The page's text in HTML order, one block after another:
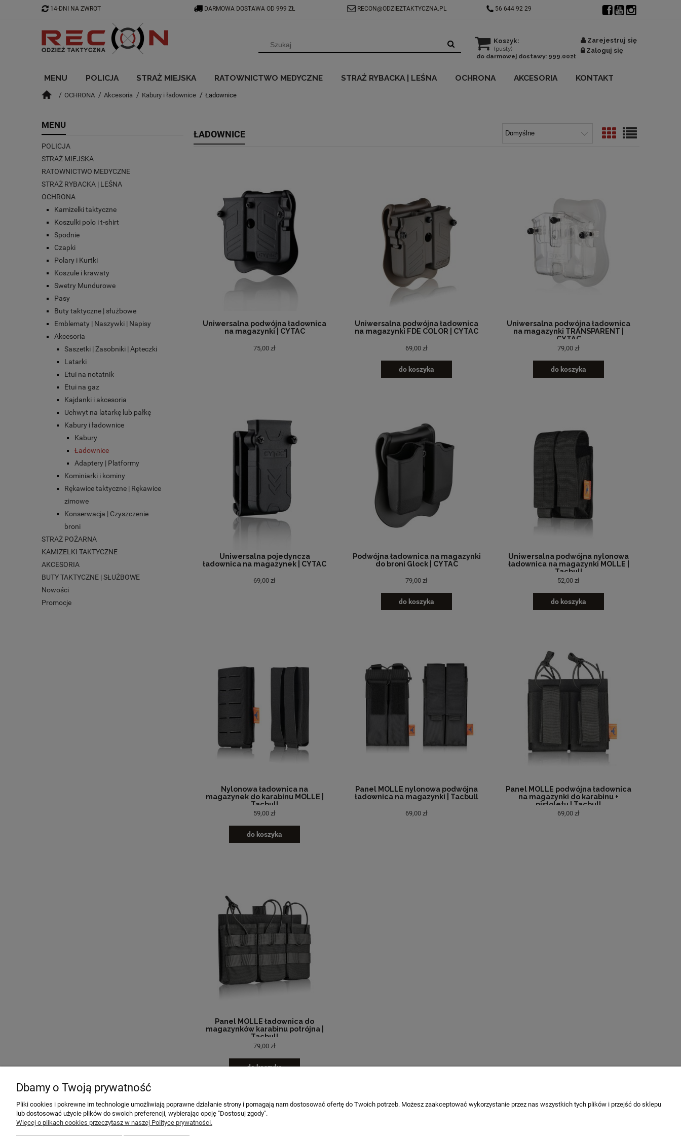
Zarejestruj się
Zaloguj się
Koszyk:
(pusty)
do darmowej dostawy: 999.00zł
MENU POLICJA STRAŻ MIEJSKA RATOWNICTWO MEDYCZNE STRAŻ RYBACKA | LEŚNA OCHRONA AKCESORIA
KONTAKT
BLOGOCHRONA Akcesoria Kabury i ładownice Ładownice
14-DNI NA ZWROT DARMOWA DOSTAWA OD 999 ZŁ 56 644 92 29
RECON@ODZIEZTAKTYCZNA.PL
MENU
POLICJA
STRAŻ MIEJSKA
RATOWNICTWO MEDYCZNE
STRAŻ RYBACKA | LEŚNA
OCHRONA
Kamizelki taktyczne
Koszulki polo i t-shirt
Spodnie
Czapki
Polary i Kurtki
Koszule i krawaty
Swetry Mundurowe
Pasy
Buty taktyczne | służbowe
Emblematy | Naszywki | Napisy
Akcesoria
Saszetki | Zasobniki | Apteczki
Latarki
Etui na notatnik
Etui na gaz
Kajdanki i akcesoria
Uchwyt na latarkę lub pałkę
Kabury i ładownice
Kabury
Ładownice
Adaptery | Platformy
Kominiarki i kominy
Rękawice taktyczne | Rękawice
zimowe
Konserwacja | Czyszczenie
broni
STRAŻ POŻARNA
KAMIZELKI TAKTYCZNE
AKCESORIA
BUTY TAKTYCZNE | SŁUŻBOWE
Nowości
Promocje
ŁADOWNICE
Uniwersalna podwójna ładownica
na magazynki | CYTAC
75,00 zł
Uniwersalna podwójna ładownica
na magazynki FDE COLOR | CYTAC
69,00 zł
do koszyka
Uniwersalna podwójna ładownica
na magazynki TRANSPARENT |
CYTAC
79,00 zł
do koszyka
Uniwersalna pojedyncza
ładownica na magazynek | CYTAC
69,00 zł
Podwójna ładownica na magazynki
do broni Glock | CYTAC
79,00 zł
do koszyka
Uniwersalna podwójna nylonowa
ładownica na magazynki MOLLE |
Tacbull
52,00 zł
do koszyka
Nylonowa ładownica na
magazynek do karabinu MOLLE |
Tacbull
59,00 zł
do koszyka
Panel MOLLE nylonowa podwójna
ładownica na magazynki | Tacbull
69,00 zł
Panel MOLLE podwójna ładownica
na magazynki do karabinu +
pistoletu | Tacbull
69,00 zł
Panel MOLLE ładownica do
magazynków karabinu potrójna |
Tacbull
79,00 zł
do koszyka
MOJE KONTO
Twoje zamówienia
POMOC
Regulaminy
PŁATNOŚCI I DOSTAWA INFORMACJE O NAS
Dbamy o Twoją prywatność
Pliki cookies i pokrewne im technologie umożliwiają poprawne działanie strony i pomagają nam dostosować ofertę do Twoich potrzeb. Możesz zaakceptować wykorzystanie przez nas wszystkich tych plików i przejść do sklepu
lub dostosować użycie plików do swoich preferencji, wybierając opcję "Dostosuj zgody".
Więcej o plikach cookies przeczytasz w naszej Polityce prywatności.